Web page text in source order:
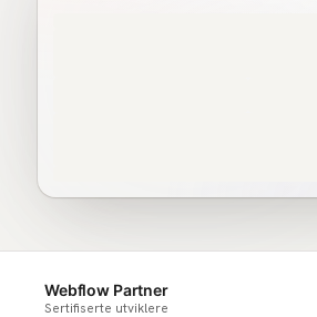
Webflow Partner
Sertifiserte utviklere